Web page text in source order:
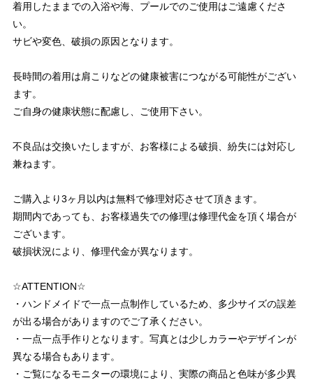
着用したままでの入浴や海、プールでのご使用はご遠慮くださ
い。
サビや変色、破損の原因となります。
長時間の着用は肩こりなどの健康被害につながる可能性がござい
ます。
ご自身の健康状態に配慮し、ご使用下さい。
不良品は交換いたしますが、お客様による破損、紛失には対応し
兼ねます。
ご購入より3ヶ月以内は無料で修理対応させて頂きます。
期間内であっても、お客様過失での修理は修理代金を頂く場合が
ございます。
破損状況により、修理代金が異なります。
☆ATTENTION☆
・ハンドメイドで一点一点制作しているため、多少サイズの誤差
が出る場合がありますのでご了承ください。
・一点一点手作りとなります。写真とは少しカラーやデザインが
異なる場合もあります。
・ご覧になるモニターの環境により、実際の商品と色味が多少異